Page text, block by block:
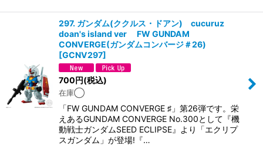
297. ガンダム(ククルス・ドアン) cucuruz
doan's island ver FW GUNDAM
CONVERGE(ガンダムコンバージ＃26)
[GCNV297]
700円(税込)
在庫◯
「FW GUNDAM CONVERGE ♯」第26弾です。 栄
えあるGUNDAM CONVERGE No.300として『機
動戦士ガンダムSEED ECLIPSE』より「エクリプ
スガンダム」が登場! 『…